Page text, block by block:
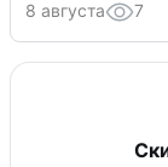
8 августа 7